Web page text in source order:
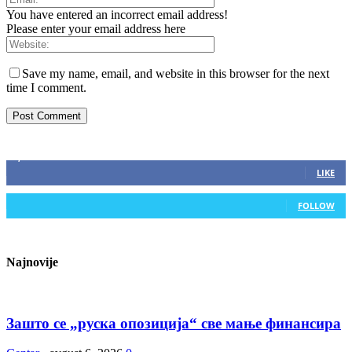
You have entered an incorrect email address!
Please enter your email address here
Save my name, email, and website in this browser for the next
time I comment.
LIKE
FOLLOW
Najnovije
Зашто се „руска опозиција“ све мање финансира